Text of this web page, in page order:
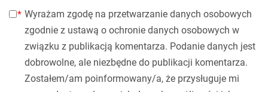
Wyrażam zgodę na przetwarzanie danych osobowych
zgodnie z ustawą o ochronie danych osobowych w
związku z publikacją komentarza. Podanie danych jest
dobrowolne, ale niezbędne do publikacji komentarza.
Zostałem/am poinformowany/a, że przysługuje mi